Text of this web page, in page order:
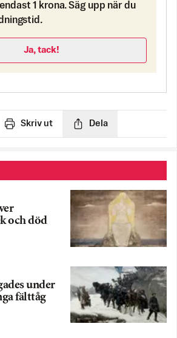
1 krona. Säg upp när du
Ja, tack!
Skriv ut Dela
och död
under
fälttåg